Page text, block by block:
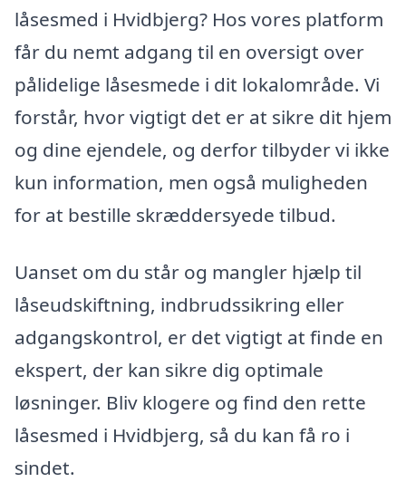
låsesmed i Hvidbjerg? Hos vores platform
får du nemt adgang til en oversigt over
pålidelige låsesmede i dit lokalområde. Vi
forstår, hvor vigtigt det er at sikre dit hjem
og dine ejendele, og derfor tilbyder vi ikke
kun information, men også muligheden
for at bestille skræddersyede tilbud.
Uanset om du står og mangler hjælp til
låseudskiftning, indbrudssikring eller
adgangskontrol, er det vigtigt at finde en
ekspert, der kan sikre dig optimale
løsninger. Bliv klogere og find den rette
låsesmed i Hvidbjerg, så du kan få ro i
sindet.